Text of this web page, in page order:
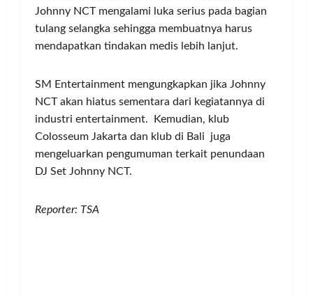
Johnny NCT mengalami luka serius pada bagian
tulang selangka sehingga membuatnya harus
mendapatkan tindakan medis lebih lanjut.
SM Entertainment mengungkapkan jika Johnny
NCT akan hiatus sementara dari kegiatannya di
industri entertainment. Kemudian, klub
Colosseum Jakarta dan klub di Bali juga
mengeluarkan pengumuman terkait penundaan
DJ Set Johnny NCT.
Reporter: TSA